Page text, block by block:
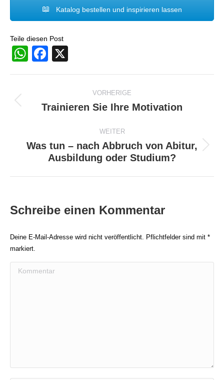
Katalog bestellen und inspirieren lassen
Teile diesen Post
WhatsApp
Facebook
VORHERIGE
Vorheriger
Trainieren Sie Ihre Motivation
WEITER
Nächster
Was tun – nach Abbruch von Abitur,
Ausbildung oder Studium?
Schreibe einen Kommentar
Deine E-Mail-Adresse wird nicht veröffentlicht. Pflichtfelder sind mit *
markiert.
Kommentar